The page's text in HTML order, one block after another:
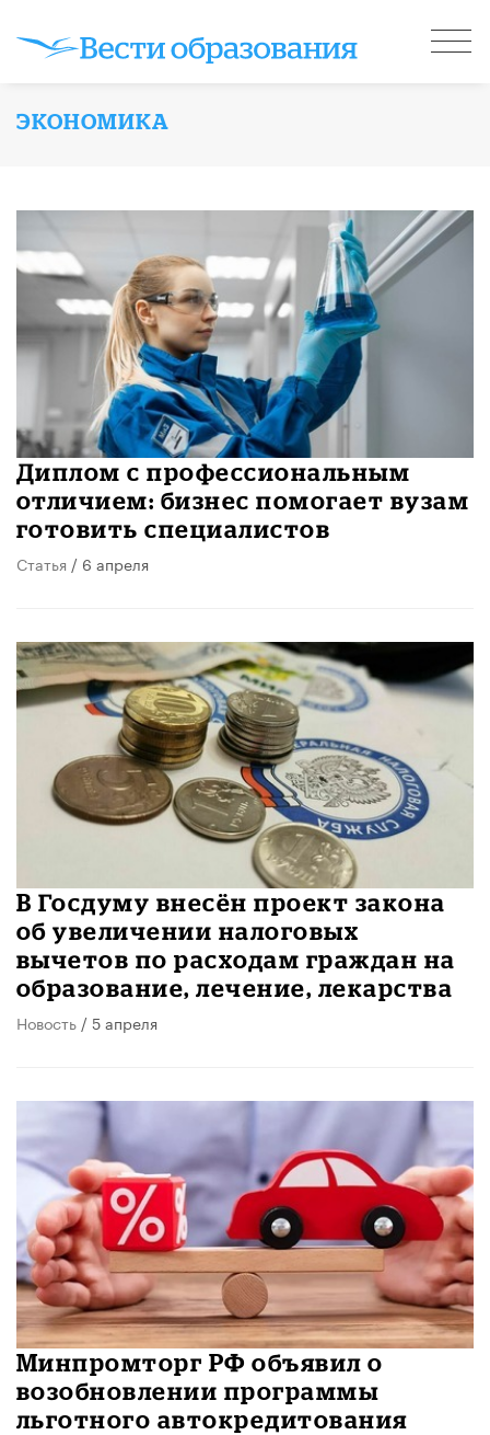
ЭКОНОМИКА
Диплом с профессиональным
отличием: бизнес помогает вузам
готовить специалистов
Статья / 6 апреля
В Госдуму внесён проект закона
об увеличении налоговых
вычетов по расходам граждан на
образование, лечение, лекарства
Новость / 5 апреля
Минпромторг РФ объявил о
возобновлении программы
льготного автокредитования